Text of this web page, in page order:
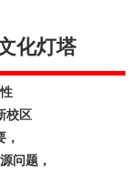
化灯塔
校区
问题，